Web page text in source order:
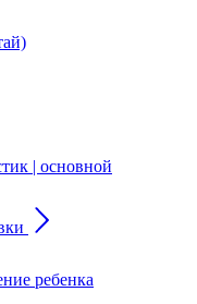
| основной
ребенка